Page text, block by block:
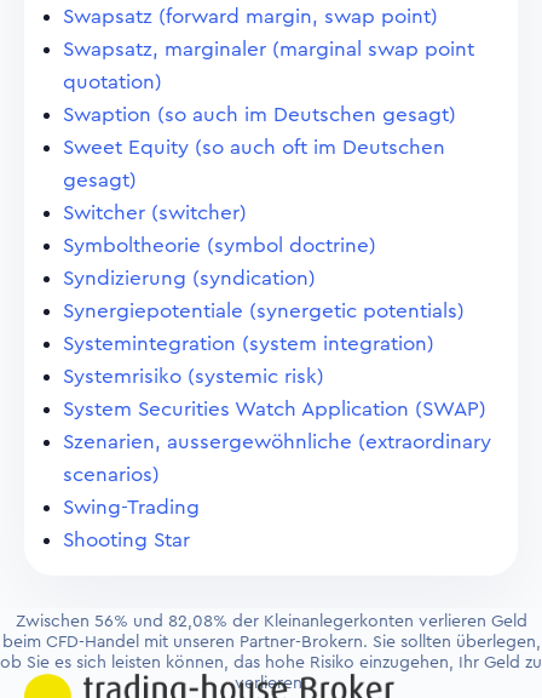
Swapsatz (forward margin, swap point)
Swapsatz, marginaler (marginal swap point
quotation)
Swaption (so auch im Deutschen gesagt)
Sweet Equity (so auch oft im Deutschen
gesagt)
Switcher (switcher)
Symboltheorie (symbol doctrine)
Syndizierung (syndication)
Synergiepotentiale (synergetic potentials)
Systemintegration (system integration)
Systemrisiko (systemic risk)
System Securities Watch Application (SWAP)
Szenarien, aussergewöhnliche (extraordinary
scenarios)
Swing-Trading
Shooting Star
Zwischen 56% und 82,08% der Kleinanlegerkonten verlieren Geld
beim CFD-Handel mit unseren Partner-Brokern. Sie sollten überlegen,
ob Sie es sich leisten können, das hohe Risiko einzugehen, Ihr Geld zu
verlieren.